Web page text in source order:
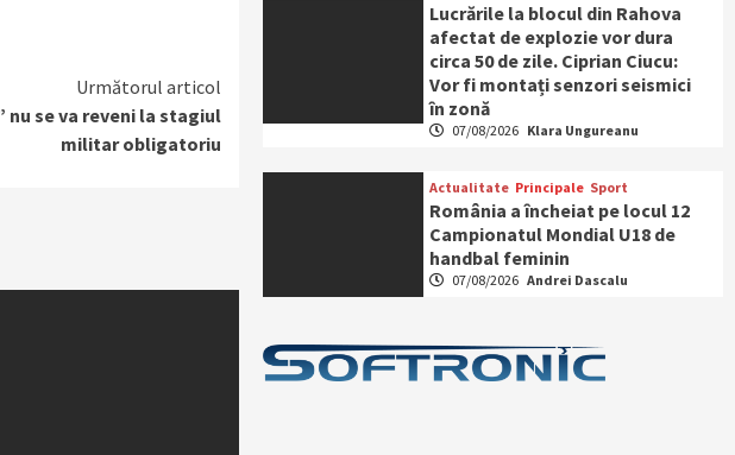
Următorul articol
nu se va reveni la stagiul
militar obligatoriu
Lucrările la blocul din Rahova
afectat de explozie vor dura
circa 50 de zile. Ciprian Ciucu:
Vor fi montați senzori seismici
în zonă
07/08/2026 Klara Ungureanu
Actualitate Principale Sport
România a încheiat pe locul 12
Campionatul Mondial U18 de
handbal feminin
07/08/2026 Andrei Dascalu